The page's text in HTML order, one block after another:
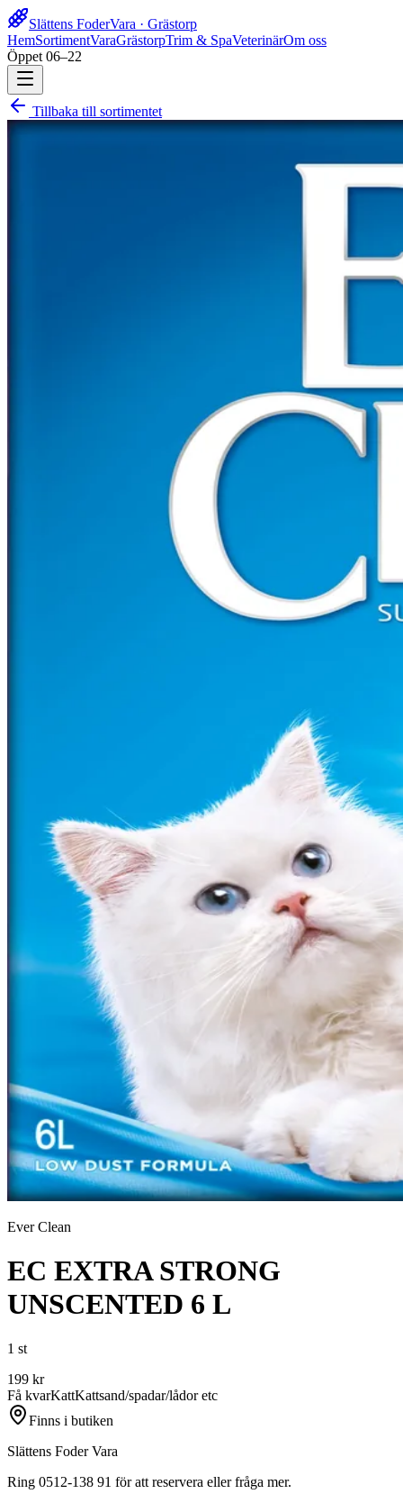
Slättens FoderVara · Grästorp
HemSortimentVaraGrästorpTrim & SpaVeterinärOm oss
Öppet 06–22
Tillbaka till sortimentet
Ever Clean
EC EXTRA STRONG
UNSCENTED 6 L
1 st
199 kr
Få kvarKattKattsand/spadar/lådor etc
Finns i butiken
Slättens Foder Vara
Ring 0512-138 91 för att reservera eller fråga mer.